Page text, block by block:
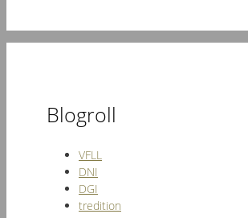
Blogroll
VFLL
DNI
DGI
tredition